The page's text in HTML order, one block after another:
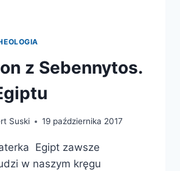
z Sebennytos.
Suski 19 października 2017
Egipt zawsze
w naszym kręgu